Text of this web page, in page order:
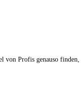
Profis genauso